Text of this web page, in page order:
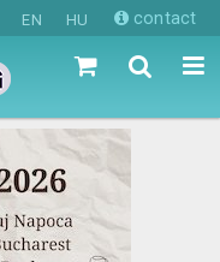
EN HU contact